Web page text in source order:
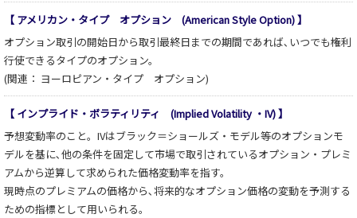
【 アメリカン・タイプ オプション (American Style Option) 】
オプション取引の開始日から取引最終日までの期間であれば､いつでも権利
行使できるタイプのオプション。
(関連： ヨーロピアン・タイプ オプション)
【 インプライド・ボラティリティ (Implied Volatility ・IV) 】
予想変動率のこと。IVはブラック＝ショールズ・モデル等のオプションモ
デルを基に､他の条件を固定して市場で取引されているオプション・プレミ
アムから逆算して求められた価格変動率を指す。
現時点のプレミアムの価格から､将来的なオプション価格の変動を予測する
ための指標として用いられる。